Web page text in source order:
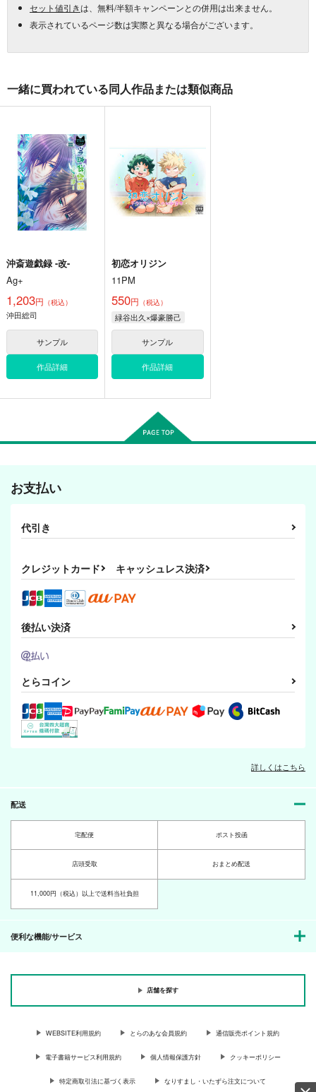
セット値引きは、無料/半額キャンペーンとの併用は出来ません。
表示されているページ数は実際と異なる場合がございます。
一緒に買われている同人作品または類似商品
沖斎遊戯録 -改-
Ag+
1,203円 （税込）
沖田総司
サンプル
作品詳細
初恋オリジン
11PM
550円 （税込）
緑谷出久×爆豪勝己
サンプル
作品詳細
お支払い
代引き
クレジットカード キャッシュレス決済
後払い決済
とらコイン
詳しくはこちら
配送
宅配便 ポスト投函
店頭受取 おまとめ配送
11,000円（税込）以上で送料当社負担
便利な機能/サービス
店舗を探す
WEBSITE利用規約 とらのあな会員規約 通信販売ポイント規約
電子書籍サービス利用規約 個人情報保護方針 クッキーポリシー
特定商取引法に基づく表示 なりすまし・いたずら注文について